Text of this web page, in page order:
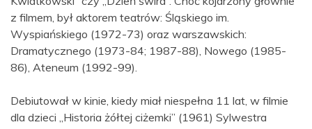
z filmem, był aktorem teatrów: Śląskiego im.
Wyspiańskiego (1972-73) oraz warszawskich:
Dramatycznego (1973-84; 1987-88), Nowego (1985-
86), Ateneum (1992-99).
Debiutował w kinie, kiedy miał niespełna 11 lat, w filmie
dla dzieci „Historia żółtej ciżemki” (1961) Sylwestra